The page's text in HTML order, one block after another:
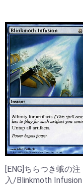
[ENG]ちらつき蛾の注
入/Blinkmoth Infusion